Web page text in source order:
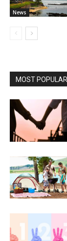
News
MOST POPULAR